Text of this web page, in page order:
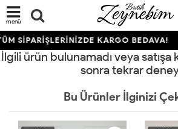
menü
SİPARİŞLERİNİZDE KARGO BEDAVA!
İlgili ürün bulunamadı veya satışa
sonra tekrar
Bu Ürünler İlginizi